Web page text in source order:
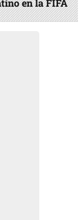
en la FIFA